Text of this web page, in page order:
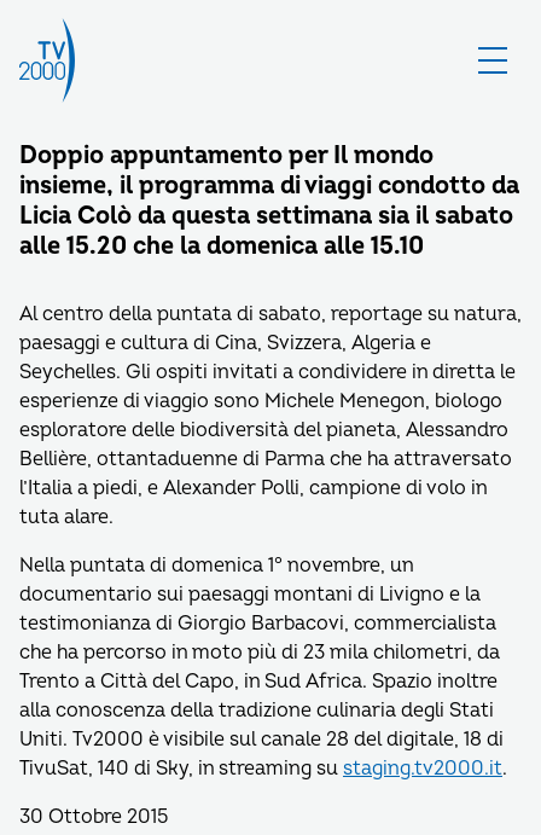
Doppio appuntamento per Il mondo
insieme, il programma di viaggi condotto da
Licia Colò da questa settimana sia il sabato
alle 15.20 che la domenica alle 15.10
Al centro della puntata di sabato, reportage su natura,
paesaggi e cultura di Cina, Svizzera, Algeria e
Seychelles. Gli ospiti invitati a condividere in diretta le
esperienze di viaggio sono Michele Menegon, biologo
esploratore delle biodiversità del pianeta, Alessandro
Bellière, ottantaduenne di Parma che ha attraversato
l’Italia a piedi, e Alexander Polli, campione di volo in
tuta alare.
Nella puntata di domenica 1° novembre, un
documentario sui paesaggi montani di Livigno e la
testimonianza di Giorgio Barbacovi, commercialista
che ha percorso in moto più di 23 mila chilometri, da
Trento a Città del Capo, in Sud Africa. Spazio inoltre
alla conoscenza della tradizione culinaria degli Stati
Uniti. Tv2000 è visibile sul canale 28 del digitale, 18 di
TivuSat, 140 di Sky, in streaming su staging.tv2000.it.
30 Ottobre 2015